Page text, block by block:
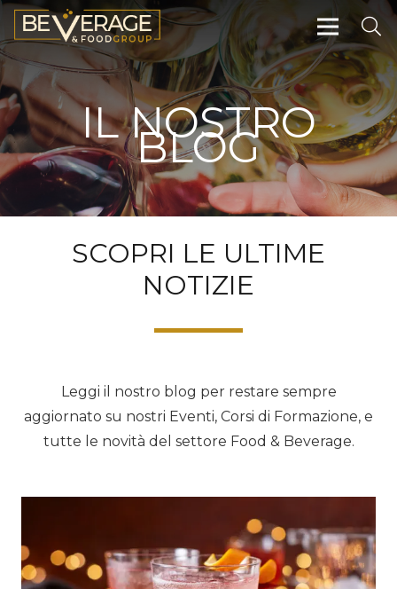
IL NOSTRO
BLOG
SCOPRI LE ULTIME
NOTIZIE
Leggi il nostro blog per restare sempre
aggiornato su nostri Eventi, Corsi di Formazione, e
tutte le novità del settore Food & Beverage.